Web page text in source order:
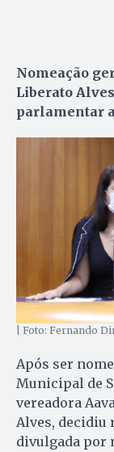
Nomeação
Liberato
parlamentar
| Foto: Fernando
Após ser
Municipal de
vereadora
Alves, decidiu
divulgada por